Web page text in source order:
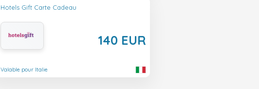
Hotels Gift Carte Cadeau
140 EUR
Valable pour Italie